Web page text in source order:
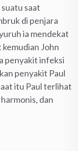
saat
di penjara
ia mendekat
John
penyakit infeksi
penyakit Paul
itu Paul terlihat
dan